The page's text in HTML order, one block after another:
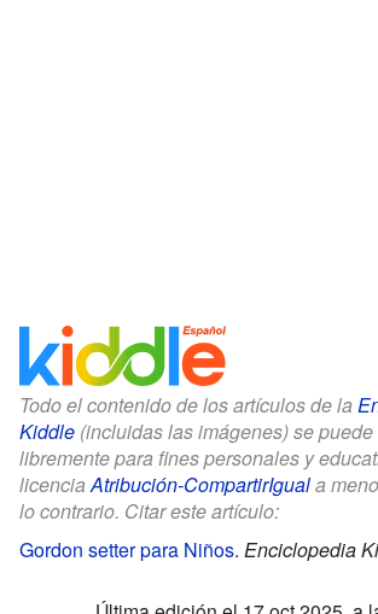
Todo el contenido de los artículos de la
Kiddle (incluidas las imágenes) se
libremente para fines personales y
licenciaAtribución-CompartirIguala
lo contrario. Citar este artículo:
Gordon setter para Niños. Enciclopedia